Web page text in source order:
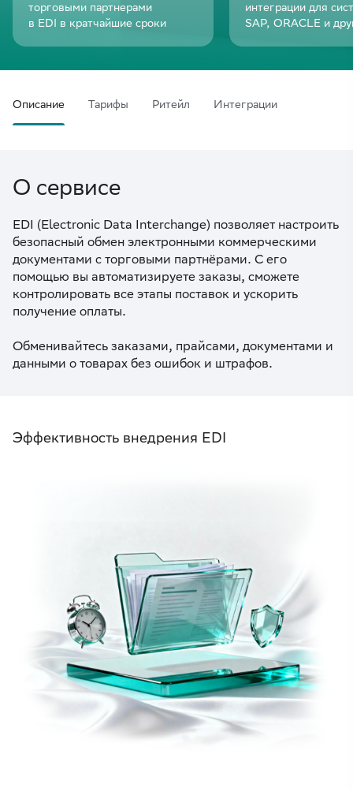
торговыми партнерами
в EDI в кратчайшие сроки
интеграции для
SAP, ORACLE и
Описание Тарифы Ритейл Интеграции
О сервисе
EDI (Electronic Data Interchange) позволяет настроить
безопасный обмен электронными коммерческими
документами с торговыми партнёрами. С его
помощью вы автоматизируете заказы, сможете
контролировать все этапы поставок и ускорить
получение оплаты.
Обменивайтесь заказами, прайсами, документами и
данными о товарах без ошибок и штрафов.
Эффективность внедрения EDI